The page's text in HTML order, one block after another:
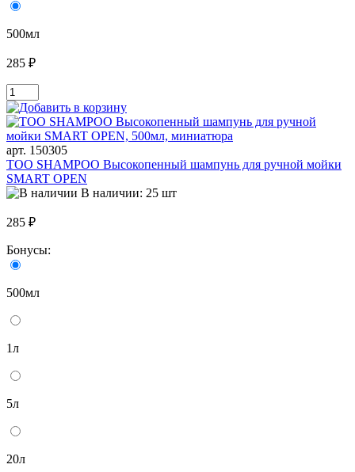
500мл
285 ₽
арт. 150305
TOO SHAMPOO Высокопенный шампунь для ручной мойки
SMART OPEN
В наличии: 25 шт
285 ₽
Бонусы:
500мл
1л
5л
20л